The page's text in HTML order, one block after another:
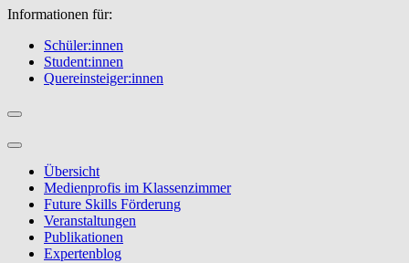
Informationen für:
Schüler:innen
Student:innen
Quereinsteiger:innen
Übersicht
Medienprofis im Klassenzimmer
Future Skills Förderung
Veranstaltungen
Publikationen
Expertenblog